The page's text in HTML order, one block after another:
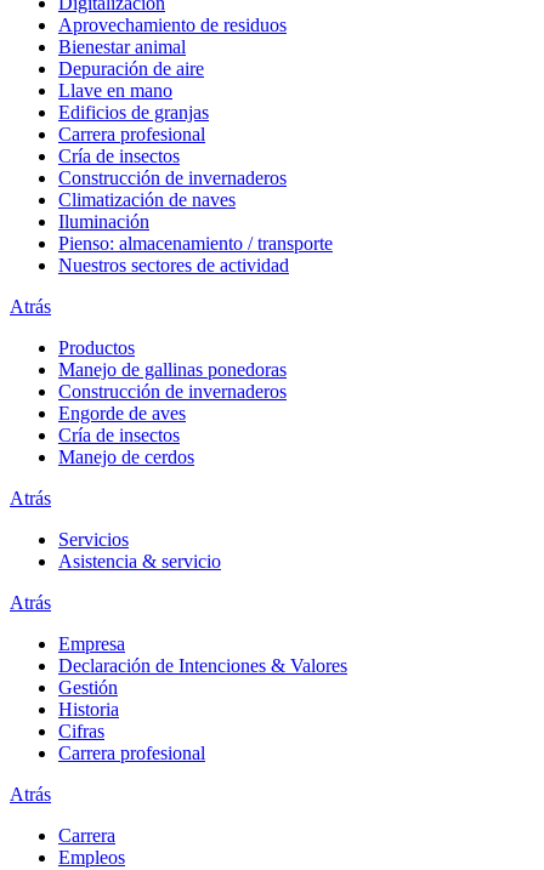
Aprovechamiento de residuos
Bienestar animal
Depuración de aire
Llave en mano
Edificios de granjas
Carrera profesional
Cría de insectos
Construcción de invernaderos
Climatización de naves
Iluminación
Pienso: almacenamiento / transporte
Nuestros sectores de actividad
Atrás
Productos
Manejo de gallinas ponedoras
Construcción de invernaderos
Engorde de aves
Cría de insectos
Manejo de cerdos
Atrás
Servicios
Asistencia & servicio
Atrás
Empresa
Declaración de Intenciones & Valores
Gestión
Historia
Cifras
Carrera profesional
Atrás
Carrera
Empleos